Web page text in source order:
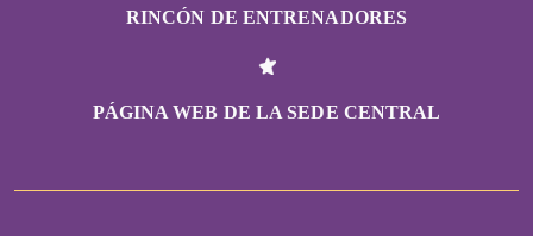
RINCÓN DE ENTRENADORES
PÁGINA WEB DE LA SEDE CENTRAL